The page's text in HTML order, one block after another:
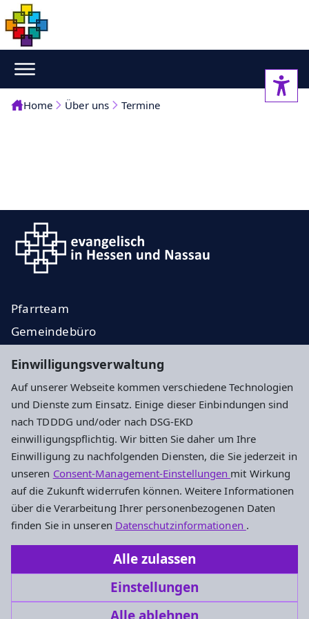
Einwilligungsverwaltung
Auf unserer Webseite kommen verschiedene Technologien
und Dienste zum Einsatz. Einige dieser Einbindungen sind
nach TDDDG und/oder nach DSG-EKD
einwilligungspflichtig. Wir bitten Sie daher um Ihre
Einwilligung zu nachfolgenden Diensten, die Sie jederzeit in
unseren Consent-Management-Einstellungen mit Wirkung
auf die Zukunft widerrufen können. Weitere Informationen
über die Verarbeitung Ihrer personenbezogenen Daten
finden Sie in unseren Datenschutzinformationen .
Alle zulassen
Einstellungen
Home Über uns Termine
Pfarrteam
Gemeindebüro
Konzerte
Cookie-Einstellungen
Evangelische Hoffnungsgemeinde Darmstadt
An der Stadtkirche 1
64283 Darmstadt
hoffnungsgemeinde.darmstadt@ekhn.de